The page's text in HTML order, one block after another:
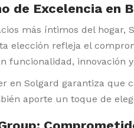
de Excelencia en
más íntimos del
elección refleja el
funcionalidad, innovación
en Solgard garantiza que
aporte un toque de